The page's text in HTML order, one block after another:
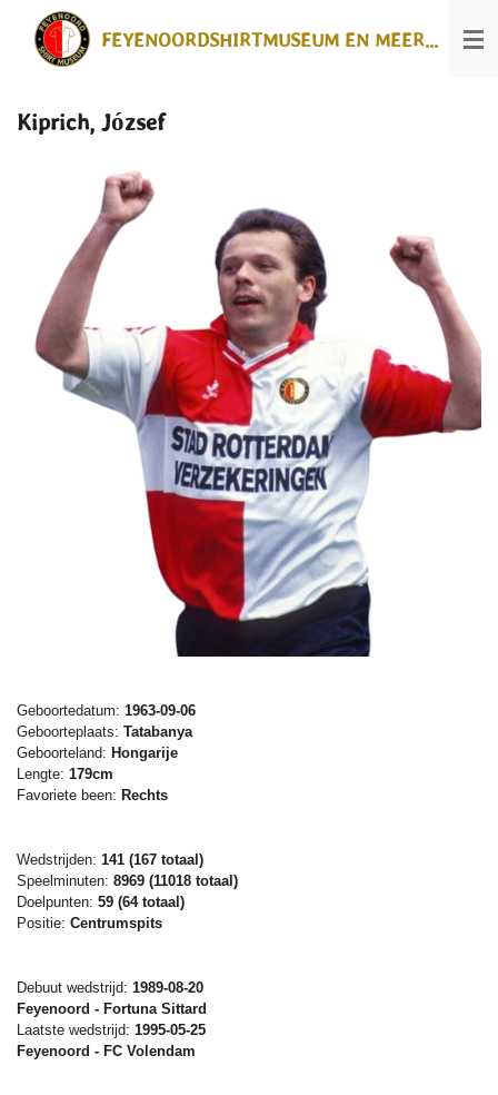
direct
FEYENOORDSHIRTMUSEUM EN MEER...
Kiprich, József
Geboortedatum: 1963-09-06
Geboorteplaats: Tatabanya
Geboorteland: Hongarije
Lengte: 179cm
Favoriete been: Rechts
Wedstrijden: 141 (167 totaal)
Speelminuten: 8969 (11018 totaal)
Doelpunten: 59 (64totaal)
Positie: Centrumspits
Debuut wedstrijd: 1989-08-20
Feyenoord - Fortuna Sittard
Laatste wedstrijd: 1995-05-25
Feyenoord - FC Volendam